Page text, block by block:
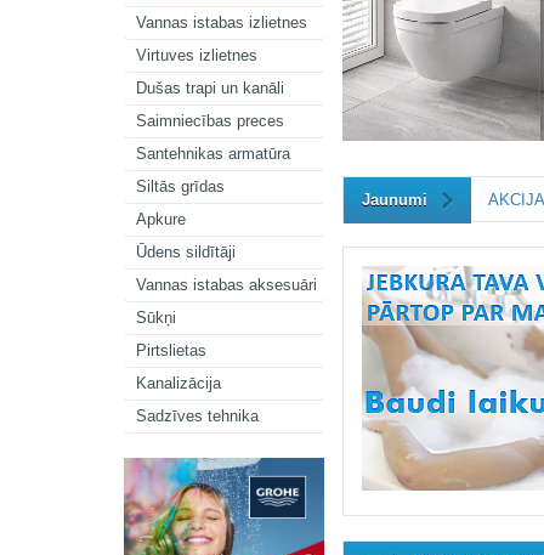
Vannas istabas izlietnes
Virtuves izlietnes
Dušas trapi un kanāli
Saimniecības preces
Santehnikas armatūra
Siltās grīdas
Apkure
Ūdens sildītāji
Vannas istabas aksesuāri
Sūkņi
Pirtslietas
Kanalizācija
Sadzīves tehnika
Jaunumi